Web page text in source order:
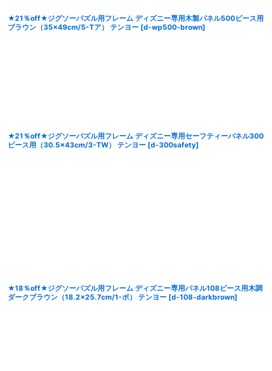
★21％off★ジグソーパズル用フレーム ディズニー専用木製パネル500ピース用
ブラウン（35×49cm/5-Tア） テンヨー [d-wp500-brown]
★21％off★ジグソーパズル用フレーム ディズニー専用セーフティーパネル300
ピース用（30.5×43cm/3-TW） テンヨー [d-300safety]
★18％off★ジグソーパズル用フレーム ディズニー専用パネル108ピース用木調
ダークブラウン（18.2×25.7cm/1-ボ） テンヨー [d-108-darkbrown]